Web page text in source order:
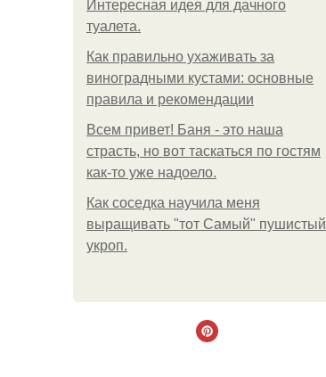
Интересная идея для дачного
туалета.
Как правильно ухаживать за
виноградными кустами: основные
правила и рекомендации
Всем привет! Баня - это наша
страсть, но вот таскаться по гостям
как-то уже надоело.
Как соседка научила меня
выращивать "тот Самый" пушистый
укроп.